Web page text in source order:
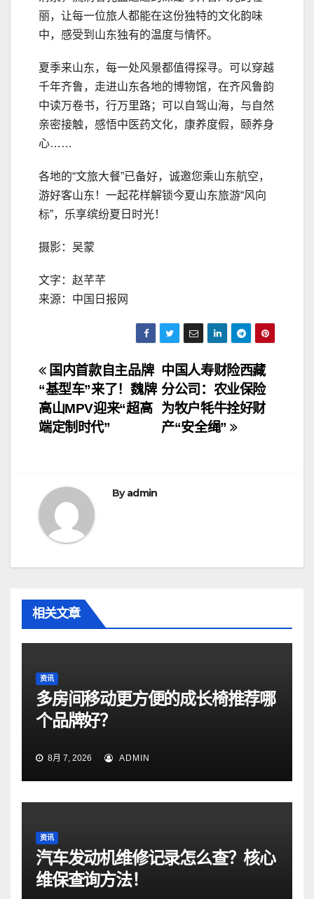
丽，让每一位旅人都能在这份独特的文化韵味
中，感受到山东独有的温度与情怀。
夏季来山东，每一处风景都值得探寻。可以穿越
千年齐鲁，走进山东各地的博物馆，在齐风鲁韵
中读万卷书，行万里路；可以自驾山海，与自然
亲密接触，感悟中医药文化，康养度假，颐养身
心……
各地的“文旅大餐”已备好，诚邀您乘山东航空，
游好客山东！一起花样解锁今夏山东旅游“风向
标”，乐享缤纷夏日时光！
摄影：吴蒙
文字：赵芊芊
来源：中国日报网
文
章
导
中国人寿财险西藏
分公司：农业保险
为牧户牦牛拴好财
产“安全绳”
国内首款自主品牌
“基型车”来了！魏牌
高山MPV迎来“超高
端定制时代”
Byadmin
相关文章
资讯
多房间移动更方便的成长椅推荐哪
个品牌好？
8月 7, 2026 ADMIN
资讯
汽车发动机维修记录怎么查？核心
维保查询方法！